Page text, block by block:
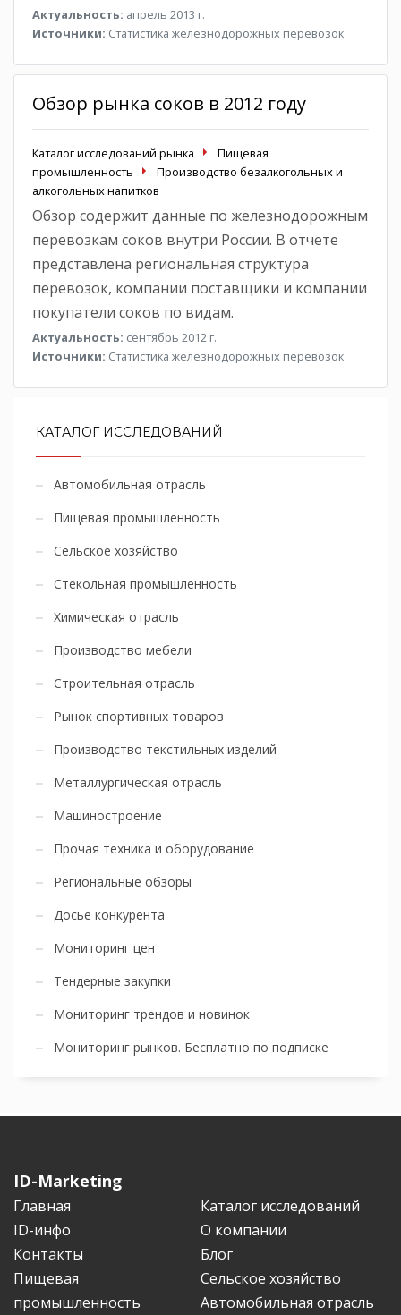
Актуальность: апрель 2013 г.
Источники: Статистика железнодорожных перевозок
Обзор рынка соков в 2012 году
Каталог исследований рынка
Пищевая
промышленность
Производство безалкогольных и
алкогольных напитков
Обзор содержит данные по железнодорожным
перевозкам соков внутри России. В отчете
представлена региональная структура
перевозок, компании поставщики и компании
покупатели соков по видам.
Актуальность: сентябрь 2012 г.
Источники: Статистика железнодорожных перевозок
КАТАЛОГ ИССЛЕДОВАНИЙ
Автомобильная отрасль
Пищевая промышленность
Сельское хозяйство
Стекольная промышленность
Химическая отрасль
Производство мебели
Строительная отрасль
Рынок спортивных товаров
Производство текстильных изделий
Металлургическая отрасль
Машиностроение
Прочая техника и оборудование
Региональные обзоры
Досье конкурента
Мониторинг цен
Тендерные закупки
Мониторинг трендов и новинок
Мониторинг рынков. Бесплатно по подписке
ID-Marketing
Главная
Каталог исследований
ID-инфо
О компании
Контакты
Блог
Пищевая
промышленность
Сельское хозяйство
Автомобильная отрасль